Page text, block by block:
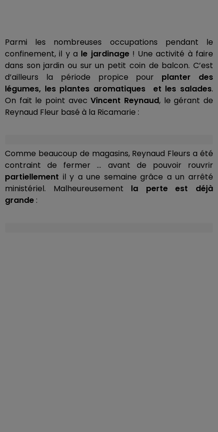
Parmi les nombreuses occupations pendant le
confinement, il y a le jardinage! Une activité à faire
dans son jardin ou sur un petit coin de balcon. C’est
d’ailleurs la période propice pour planter des
légumes, les plantes aromatiques et les salades.
On fait le point avecVincent Reynaud, le gérant de
Reynaud Fleur basé à la Ricamarie :
Comme beaucoup de magasins, Reynaud Fleurs a été
contraint de fermer … avant de pouvoir rouvrir
partiellement il y a une semaine grâce a un arrêté
ministériel. Malheureusement la perte est déjà
grande :